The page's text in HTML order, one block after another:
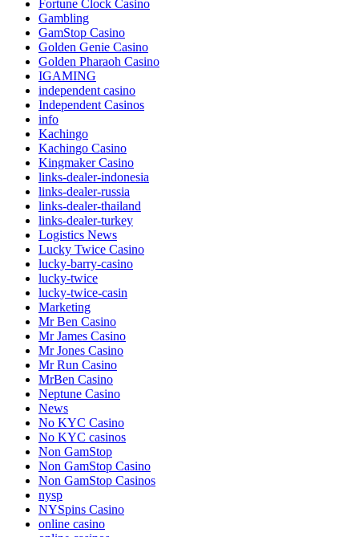
Fortune Clock Casino
Gambling
GamStop Casino
Golden Genie Casino
Golden Pharaoh Casino
IGAMING
independent casino
Independent Casinos
info
Kachingo
Kachingo Casino
Kingmaker Casino
links-dealer-indonesia
links-dealer-russia
links-dealer-thailand
links-dealer-turkey
Logistics News
Lucky Twice Casino
lucky-barry-casino
lucky-twice
lucky-twice-casin
Marketing
Mr Ben Casino
Mr James Casino
Mr Jones Casino
Mr Run Casino
MrBen Casino
Neptune Casino
News
No KYC Casino
No KYC casinos
Non GamStop
Non GamStop Casino
Non GamStop Casinos
nysp
NYSpins Casino
online casino